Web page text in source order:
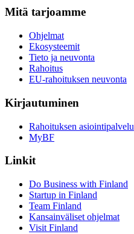
Mitä tarjoamme
Ohjelmat
Ekosysteemit
Tieto ja neuvonta
Rahoitus
EU-rahoituksen neuvonta
Kirjautuminen
Rahoituksen asiointipalvelu
MyBF
Linkit
Do Business with Finland
Startup in Finland
Team Finland
Kansainväliset ohjelmat
Visit Finland